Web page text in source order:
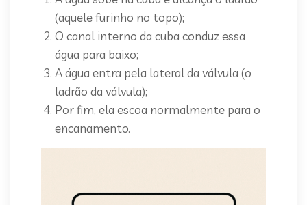
(aquele furinho no topo);
O canal interno da cuba conduz essa
água para baixo;
A água entra pela lateral da válvula (o
ladrão da válvula);
Por fim, ela escoa normalmente para o
encanamento.